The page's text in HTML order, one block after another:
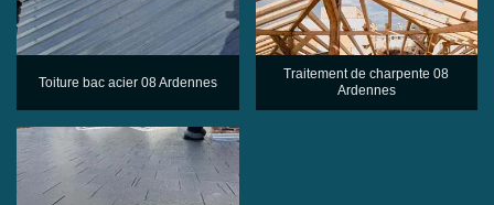
Toiture bac acier 08 Ardennes
Traitement de charpente 08
Ardennes